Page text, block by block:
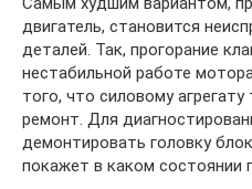
двигатель, становится
деталей. Так, прогорание
нестабильной работе
того, что силовому
ремонт. Для
демонтировать головку
покажет в каком состоянии